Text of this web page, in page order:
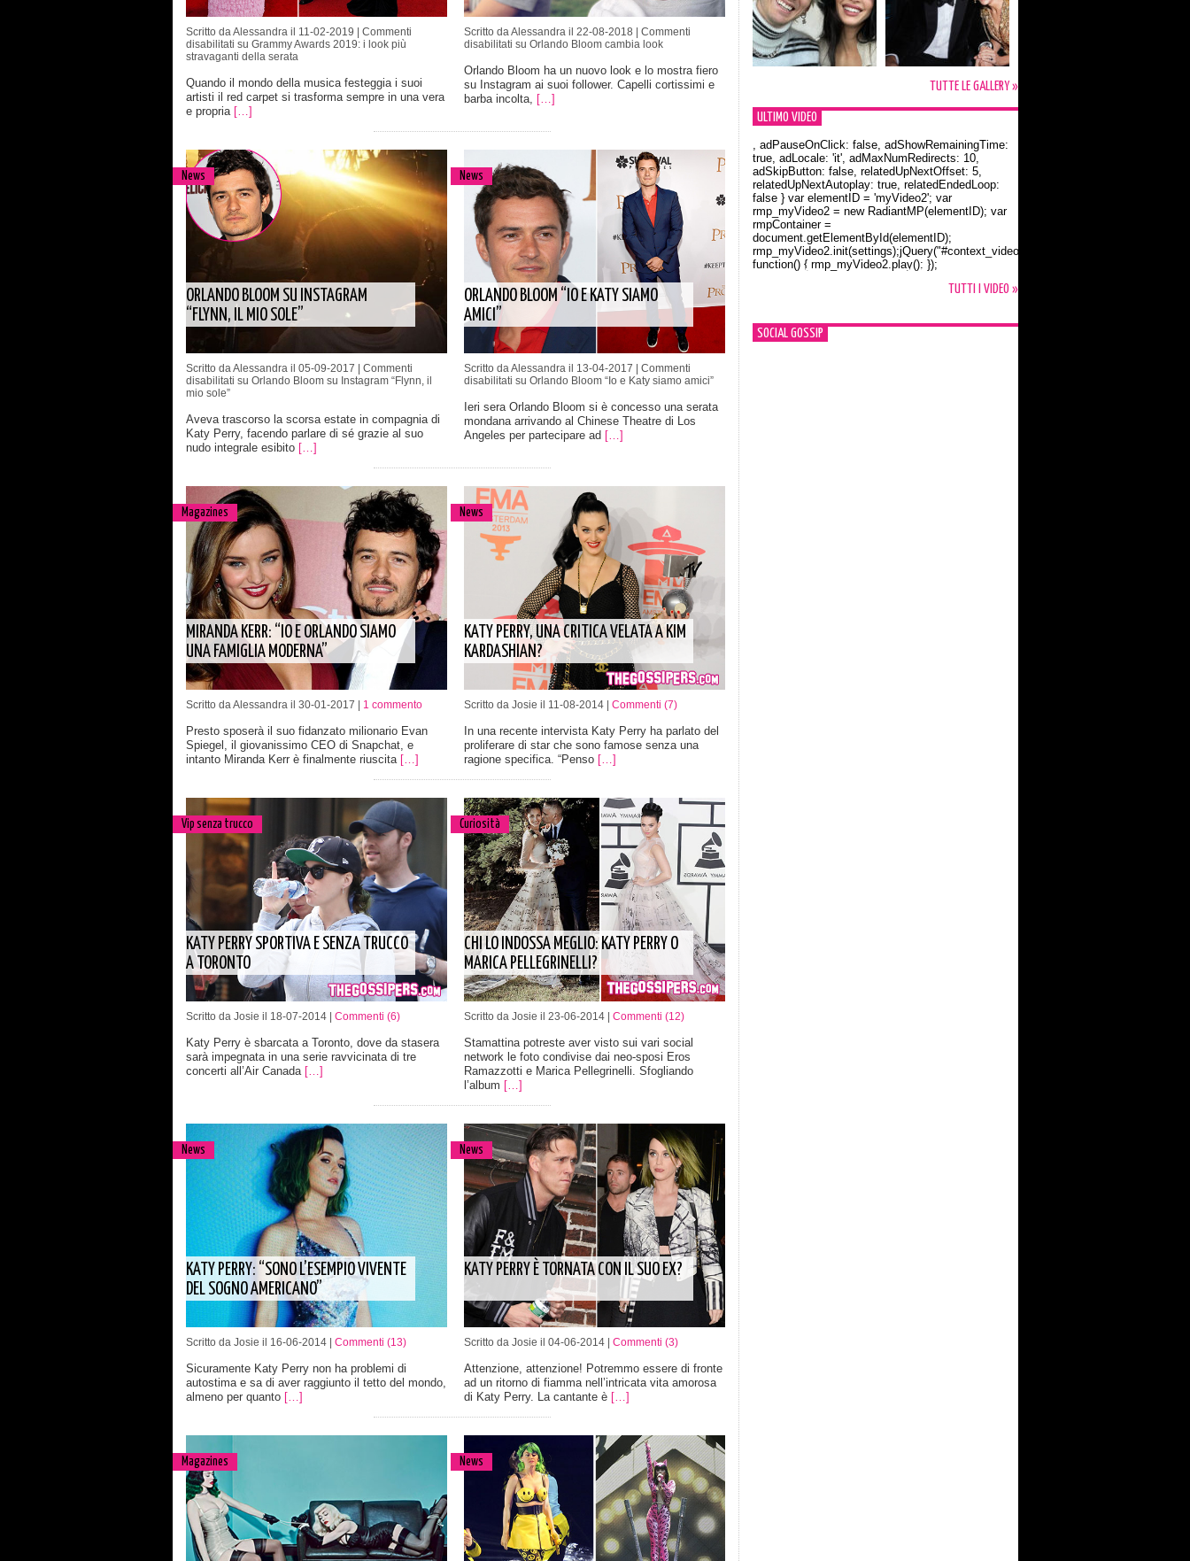
Scritto da Alessandra il 11-02-2019 | Commenti
disabilitati su Grammy Awards 2019: i look più
stravaganti della serata
Quando il mondo della musica festeggia i suoi
artisti il red carpet si trasforma sempre in una vera
e propria […]
Scritto da Alessandra il 22-08-2018 | Commenti
disabilitati su Orlando Bloom cambia look
Orlando Bloom ha un nuovo look e lo mostra fiero
su Instagram ai suoi follower. Capelli cortissimi e
barba incolta, […]
News
ORLANDO BLOOM SU INSTAGRAM
“FLYNN, IL MIO SOLE”
Scritto da Alessandra il 05-09-2017 | Commenti
disabilitati su Orlando Bloom su Instagram “Flynn, il
mio sole”
Aveva trascorso la scorsa estate in compagnia di
Katy Perry, facendo parlare di sé grazie al suo
nudo integrale esibito […]
News
ORLANDO BLOOM “IO E KATY SIAMO
AMICI”
Scritto da Alessandra il 13-04-2017 | Commenti
disabilitati su Orlando Bloom “Io e Katy siamo amici”
Ieri sera Orlando Bloom si è concesso una serata
mondana arrivando al Chinese Theatre di Los
Angeles per partecipare ad […]
Magazines
MIRANDA KERR: “IO E ORLANDO SIAMO
UNA FAMIGLIA MODERNA”
Scritto da Alessandra il 30-01-2017 | 1 commento
Presto sposerà il suo fidanzato milionario Evan
Spiegel, il giovanissimo CEO di Snapchat, e
intanto Miranda Kerr è finalmente riuscita […]
News
KATY PERRY, UNA CRITICA VELATA A KIM
KARDASHIAN?
Scritto da Josie il 11-08-2014 | Commenti (7)
In una recente intervista Katy Perry ha parlato del
proliferare di star che sono famose senza una
ragione specifica. “Penso […]
Vip senza trucco
KATY PERRY SPORTIVA E SENZA TRUCCO
A TORONTO
Scritto da Josie il 18-07-2014 | Commenti (6)
Katy Perry è sbarcata a Toronto, dove da stasera
sarà impegnata in una serie ravvicinata di tre
concerti all’Air Canada […]
Curiosità
CHI LO INDOSSA MEGLIO: KATY PERRY O
MARICA PELLEGRINELLI?
Scritto da Josie il 23-06-2014 | Commenti (12)
Stamattina potreste aver visto sui vari social
network le foto condivise dai neo-sposi Eros
Ramazzotti e Marica Pellegrinelli. Sfogliando
l’album […]
News
KATY PERRY: “SONO L’ESEMPIO VIVENTE
DEL SOGNO AMERICANO”
Scritto da Josie il 16-06-2014 | Commenti (13)
Sicuramente Katy Perry non ha problemi di
autostima e sa di aver raggiunto il tetto del mondo,
almeno per quanto […]
News
KATY PERRY È TORNATA CON IL SUO EX?
Scritto da Josie il 04-06-2014 | Commenti (3)
Attenzione, attenzione! Potremmo essere di fronte
ad un ritorno di fiamma nell’intricata vita amorosa
di Katy Perry. La cantante è […]
Magazines News
TUTTE LE GALLERY »
ULTIMO VIDEO
Orlando Bloom e la t-shirt dedicata a Flynn
, adPauseOnClick: false, adShowRemainingTime:
true, adLocale: 'it', adMaxNumRedirects: 10,
adSkipButton: false, relatedUpNextOffset: 5,
relatedUpNextAutoplay: true, relatedEndedLoop:
false } var elementID = 'myVideo2'; var
rmp_myVideo2 = new RadiantMP(elementID); var
rmpContainer =
document.getElementById(elementID);
rmp_myVideo2.init(settings);jQuery("#context_video2").one("mouseover",
function() { rmp_myVideo2.play(); });
TUTTI I VIDEO »
SOCIAL GOSSIP